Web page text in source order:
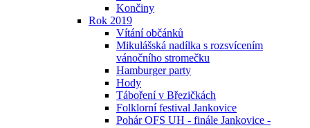
Končiny
Rok 2019
Vítání občánků
Mikulášská nadílka s rozsvícením
vánočního stromečku
Hamburger party
Hody
Táboření v Březičkách
Folklorní festival Jankovice
Pohár OFS UH - finále Jankovice -